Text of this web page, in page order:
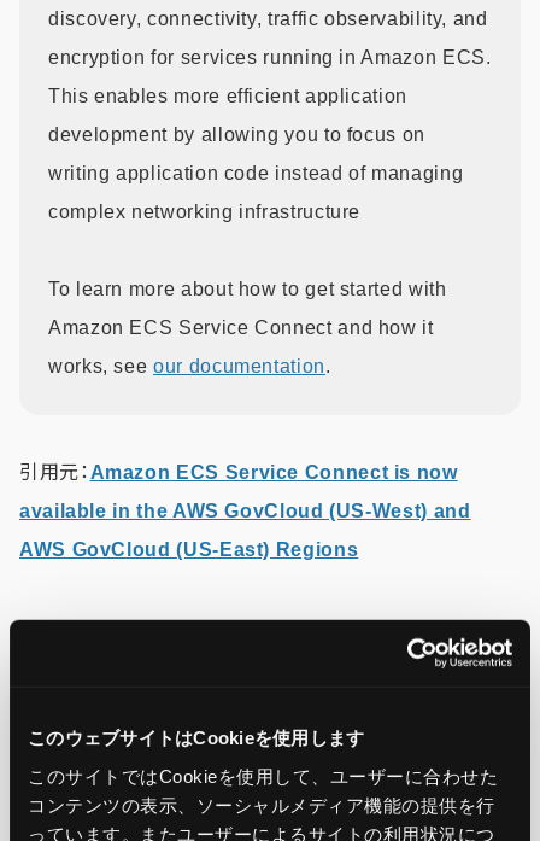
このウェブサイトはCookieを使用します
このサイトではCookieを使用して、ユーザーに合わせた
コンテンツの表示、ソーシャルメディア機能の提供を行
っています。またユーザーによるサイトの利用状況につ
discovery, connectivity, traffic observability, and
encryption for services running in Amazon ECS.
This enables more efficient application
development by allowing you to focus on
writing application code instead of managing
complex networking infrastructure
To learn more about how to get started with
Amazon ECS Service Connect and how it
works, seeour documentation.
引用元： Amazon ECS Service Connect is now
available in the AWS GovCloud (US-West) and
AWS GovCloud (US-East) Regions